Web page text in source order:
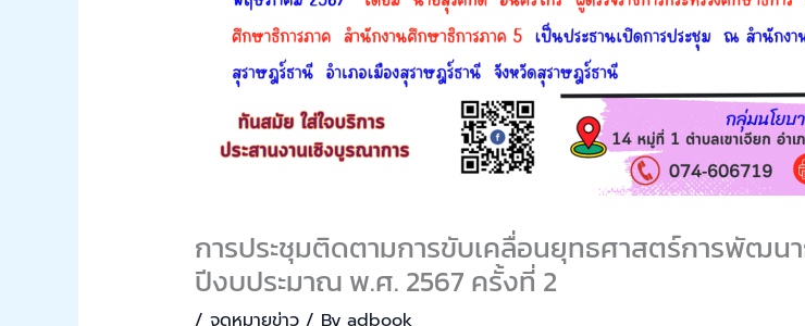
การประชุมติดตามการขับเคลื่อนยุทธศาสตร์การพัฒน
ปีงบประมาณ พ.ศ. 2567 ครั้งที่ 2